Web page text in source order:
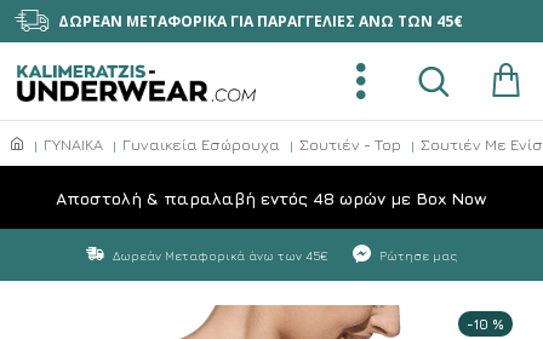
ΔΩΡΕΑΝ ΜΕΤΑΦΟΡΙΚΑ ΓΙΑ ΠΑΡΑΓΓΕΛΙΕΣ ΑΝΩ ΤΩΝ 45€
ΓΥΝΑΙΚΑ Γυναικεία Εσώρουχα Σουτιέν - Top Σουτιέν Με
Aποστολή & παραλαβή εντός 48 ωρών με Box Now
Δωρεάν Μεταφορικά άνω των 45€ Ρώτησε μας
-10 %